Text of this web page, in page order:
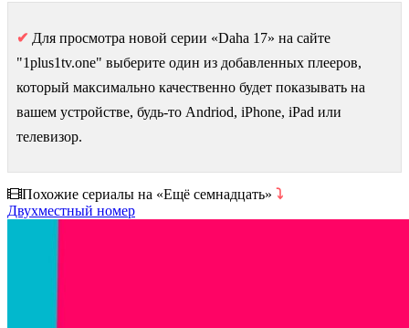
✔ Для просмотра новой серии «Daha 17» на сайте
"1plus1tv.one" выберите один из добавленных плееров,
который максимально качественно будет показывать на
вашем устройстве, будь-то Andriod, iPhone, iPad или
телевизор.
Похожие сериалы на «Ещё семнадцать» ⤵
Двухместный номер